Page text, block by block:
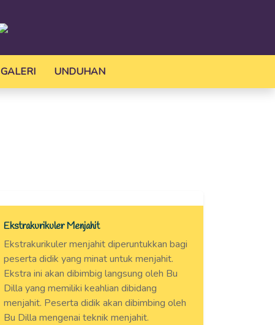
GALERI UNDUHAN
Ekstrakurikuler Menjahit
Ekstrakurikuler menjahit diperuntukkan bagi
peserta didik yang minat untuk menjahit.
Ekstra ini akan dibimbig langsung oleh Bu
Dilla yang memiliki keahlian dibidang
menjahit. Peserta didik akan dibimbing oleh
Bu Dilla mengenai teknik menjahit.